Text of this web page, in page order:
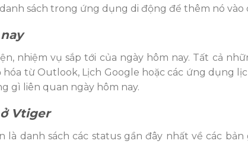
sách trong ứng dụng di động để thêm nó vào
nhiệm vụ sắp tới của ngày hôm nay. Tất cả
hóa từ Outlook, Lịch Google hoặc các ứng dụng
gì liên quan ngày hôm nay.
Vtiger
danh sách các status gần đây nhất về các